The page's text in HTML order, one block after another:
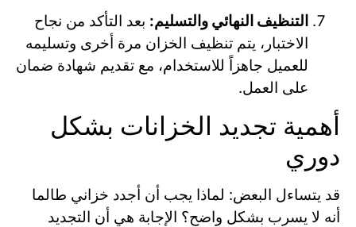
التنظيف النهائي والتسليم: بعد التأكد من نجاح
الاختبار، يتم تنظيف الخزان مرة أخرى وتسليمه
للعميل جاهزاً للاستخدام، مع تقديم شهادة ضمان
على العمل.
أهمية تجديد الخزانات بشكل
دوري
قد يتساءل البعض: لماذا يجب أن أجدد خزاني طالما
أنه لا يسرب بشكل واضح؟ الإجابة هي أن التجديد